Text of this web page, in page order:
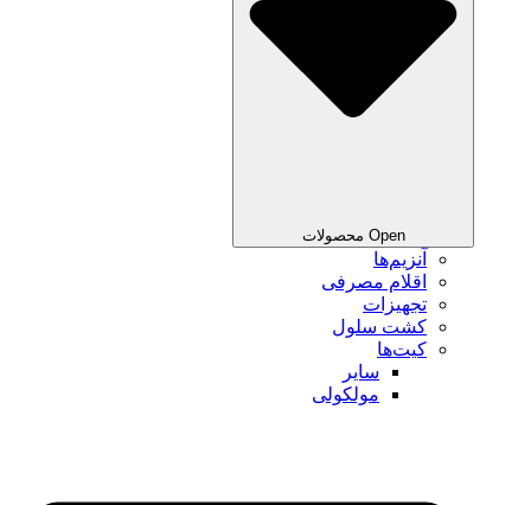
Open محصولات
آنزیم‌ها
اقلام مصرفی
تجهیزات
کشت سلول
کیت‌ها
سایر
مولکولی